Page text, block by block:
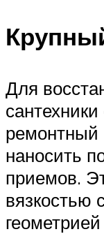
Для
ремонтный
наносить
приемов.
вязкостью